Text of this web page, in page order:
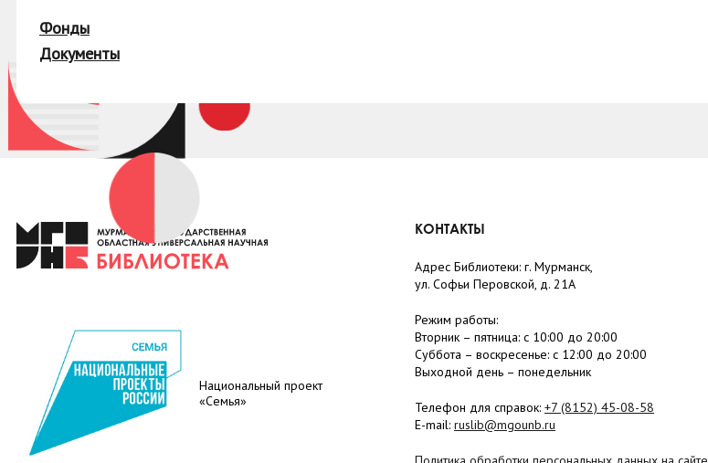
Фонды
Документы
Национальный проект
«Семья»
КОНТАКТЫ
Адрес Библиотеки: г. Мурманск,
ул. Софьи Перовской, д. 21А
Режим работы:
Вторник – пятница: с 10:00 до 20:00
Суббота – воскресенье: c 12:00 до 20:00
Выходной день – понедельник
Телефон для справок: +7 (8152) 45-08-58
E-mail: ruslib@mgounb.ru